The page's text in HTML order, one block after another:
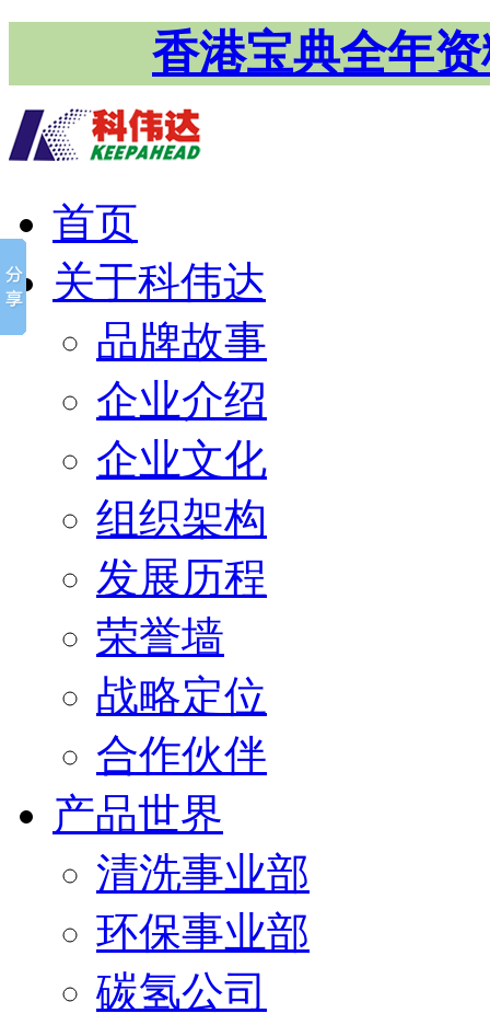
香港宝典全年
首页
关于科伟达
品牌故事
企业介绍
企业文化
组织架构
发展历程
荣誉墙
战略定位
合作伙伴
产品世界
清洗事业部
环保事业部
碳氢公司